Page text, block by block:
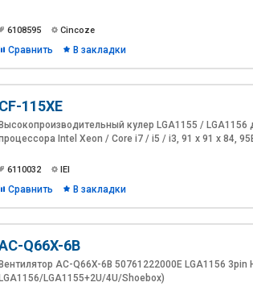
6108595 Cincoze
Сравнить В закладки
CF-115XE
Высокопроизводительный кулер LGA1155 / LGA1156
Intel Xeon / Core i7 / i5 / i3, 91 x 91 x 84,
6110032 IEI
Сравнить В закладки
Q66X-6B
Вентилятор AC-Q66X-6B 50761222000E LGA1156 3pin
LGA1156/LGA1155+2U/4U/Shoebox)